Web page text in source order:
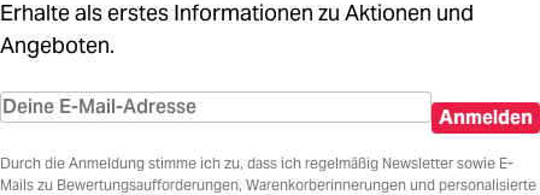
Erhalte als erstes Informationen zu Aktionen und
Angeboten.
Anmelden
Durch die Anmeldung stimme ich zu, dass ich regelmäßig Newsletter sowie E-
Mails zu Bewertungsaufforderungen, Warenkorberinnerungen und personalisierte